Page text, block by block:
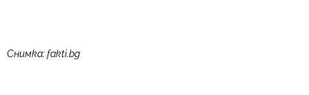
Снимка: fakti.bg